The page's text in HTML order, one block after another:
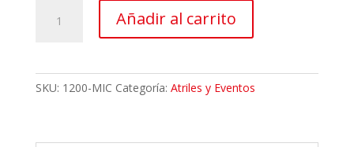
Añadir al carrito
SKU: 1200-MIC Categoría: Atriles y Eventos